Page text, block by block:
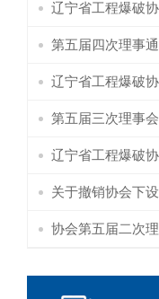
辽宁省工程爆破
第五届四次理事
辽宁省工程爆破
第五届三次理事
辽宁省工程爆破
关于撤销协会下
协会第五届二次